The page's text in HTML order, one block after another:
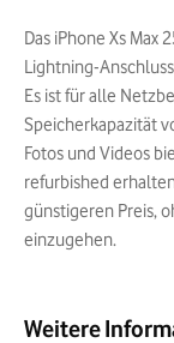
Das iPhone Xs Max
Lightning-
Es ist für alle
Speicherkapazität
Fotos und Videos
refurbished
günstigeren Preis,
einzugehen.
Weitere